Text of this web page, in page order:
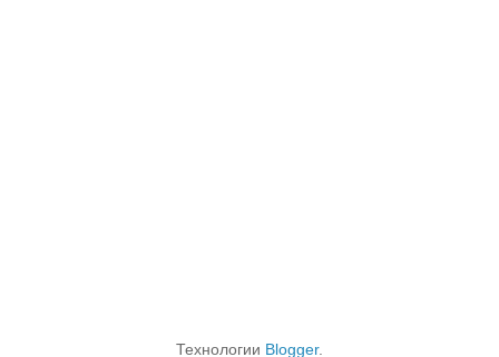
Технологии Blogger.